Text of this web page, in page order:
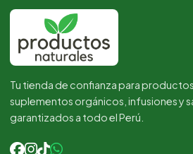
Tu tienda de confianza para
suplementos orgánicos, infusiones y
garantizados a todo el Perú.